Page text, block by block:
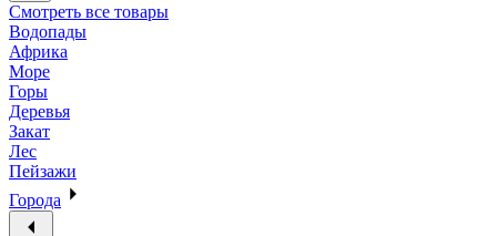
Смотреть все товары
Водопады
Африка
Море
Горы
Деревья
Закат
Лес
Пейзажи
Города